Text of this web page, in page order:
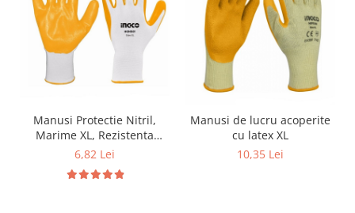
Manusi Protectie Nitril,
Marime XL, Rezistenta
Uleiuri
6,82 Lei
Manusi de lucru acoperite
cu latex XL
10,35 Lei